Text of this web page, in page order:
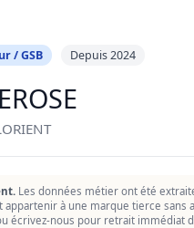
/ GSB Depuis 2024
Les données métier ont été
à une marque tierce sans
écrivez-nous pour retrait immédiat